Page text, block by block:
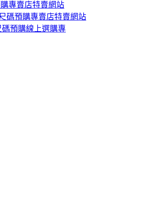
專賣店特賣網站
碼預購專賣店特賣網站
碼預購線上選購專